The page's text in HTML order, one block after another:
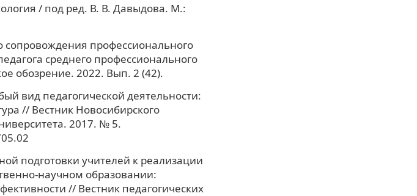
/ под ред. В. В. Давыдова. М.:
профессионального
среднего профессионального
обозрение. 2022. Вып. 2 (42).
вид педагогической деятельности:
// Вестник Новосибирского
2017. № 5.
подготовки учителей к реализации
научном образовании:
// Вестник педагогических